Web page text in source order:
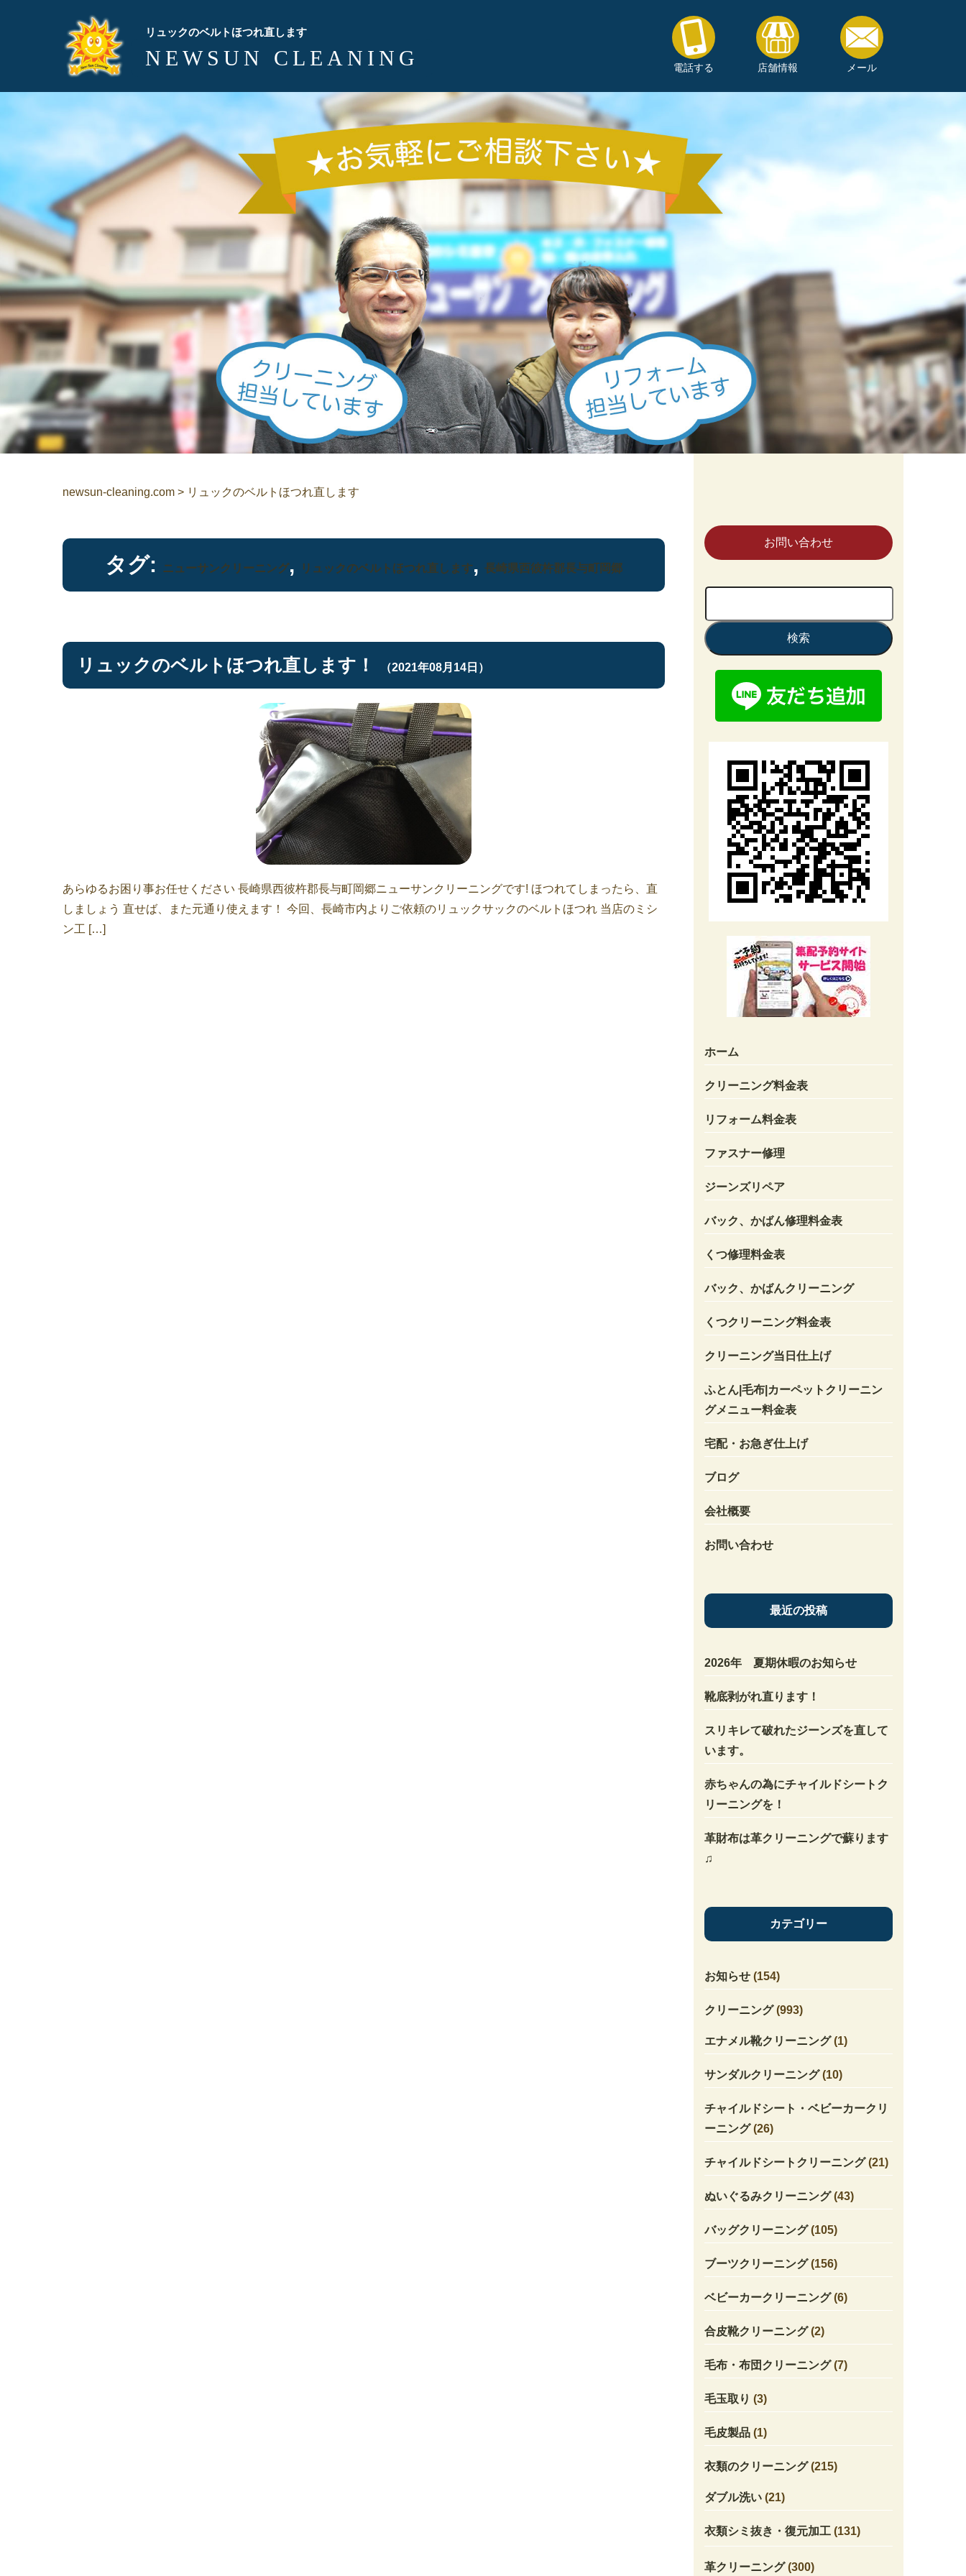
リュックのベルトほつれ直します
NEWSUN CLEANING 電話する 店舗情報 メール
お問い合わせ
索:
ホーム
クリーニング料金表
リフォーム料金表
ファスナー修理
ジーンズリペア
バック、かばん修理料金表
くつ修理料金表
バック、かばんクリーニング
くつクリーニング料金表
クリーニング当日仕上げ
ふとん|毛布|カーペットクリーニン
グメニュー料金表
宅配・お急ぎ仕上げ
ブログ
会社概要
お問い合わせ
最近の投稿
2026年 夏期休暇のお知らせ
靴底剥がれ直ります！
スリキレて破れたジーンズを直して
います。
赤ちゃんの為にチャイルドシートク
リーニングを！
革財布は革クリーニングで蘇ります
♫
カテゴリー
お知らせ(154)
クリーニング(993)
エナメル靴クリーニング(1)
サンダルクリーニング(10)
チャイルドシート・ベビーカークリ
ーニング(26)
チャイルドシートクリーニング(21)
ぬいぐるみクリーニング(43)
バッグクリーニング(105)
ブーツクリーニング(156)
ベビーカークリーニング(6)
合皮靴クリーニング(2)
毛布・布団クリーニング(7)
毛玉取り (3)
毛皮製品(1)
衣類のクリーニング(215)
ダブル洗い(21)
衣類シミ抜き・復元加工(131)
革クリーニング(300)
newsun-cleaning.com > リュックのベルトほつれ直します
タグ: ニューサンクリーニング, リュックのベルトほつれ直します, 長崎県西彼杵郡長与町岡郷
リュックのベルトほつれ直します！ （2021年08月14日）
あらゆるお困り事お任せください 長崎県西彼杵郡長与町岡郷ニューサンクリーニングです! ほつれてしまったら、直
しましょう 直せば、また元通り使えます！ 今回、長崎市内よりご依頼のリュックサックのベルトほつれ 当店のミシ
ン工 […]